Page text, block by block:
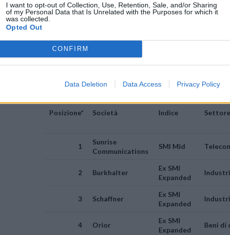
I want to opt-out of Collection, Use, Retention, Sale, and/or Sharing
of my Personal Data that Is Unrelated with the Purposes for which it
was collected.
Opted Out
CONFIRM
Data Deletion Data Access Privacy Policy
Cat. 2: Diritti di partecipazione degli azionisti
Cat. 3: Composizione CA/CD e politica d’informazione
Posizione* Società Indice Settore
1
Sunrise
Communications
SMI Mid
2 Burkhalter
Ex SMI
Expanded
3 Schaffner
Ex SMI
Expanded
4 Orior
Ex SMI
Expanded
Beni di